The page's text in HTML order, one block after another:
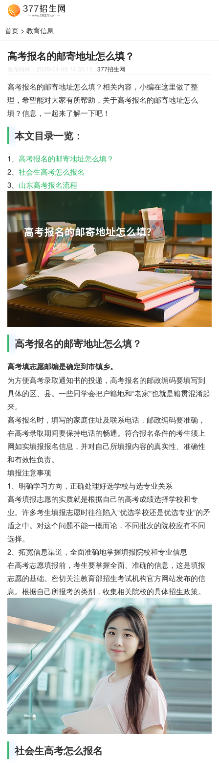
首页 > 教育信息
高考报名的邮寄地址怎么填？
发布时间：2025-01-05 14:33:15 | 377招生网
高考报名的邮寄地址怎么填？相关内容，小编在这里做了整
理，希望能对大家有所帮助，关于高考报名的邮寄地址怎么
填？信息，一起来了解一下吧！
本文目录一览：
1、 高考报名的邮寄地址怎么填？
2、 社会生高考怎么报名
3、 山东高考报名流程
高考报名的邮寄地址怎么填？
高考填志愿邮编是确定到市镇乡。
为方便高考录取通知书的投递，高考报名的邮政编码要填写到
具体的区、县。一些同学会把户籍地和“老家”也就是籍贯混淆起
来。
高考报名时，填写的家庭住址及联系电话，邮政编码要准确，
在高考录取期间要保持电话的畅通。符合报名条件的考生须上
网如实填报报名信息，并对自己所填报内容的真实性、准确性
和有效性负责。
填报注意事项
1、明确学习方向，正确处理好选学校与选专业关系
高考填报志愿的实质就是根据自己的高考成绩选择学校和专
业。许多考生填报志愿时往往陷入“优选学校还是优选专业”的矛
盾之中。对这个问题不能一概而论，不同批次的院校应有不同
选择。
2、拓宽信息渠道，全面准确地掌握填报院校和专业信息
在高考志愿填报前，考生要掌握全面、准确的信息，这是填报
志愿的基础。密切关注教育部招生考试机构官方网站发布的信
息。根据自己所报考的类别，收集相关院校的具体招生政策。
社会生高考怎么报名